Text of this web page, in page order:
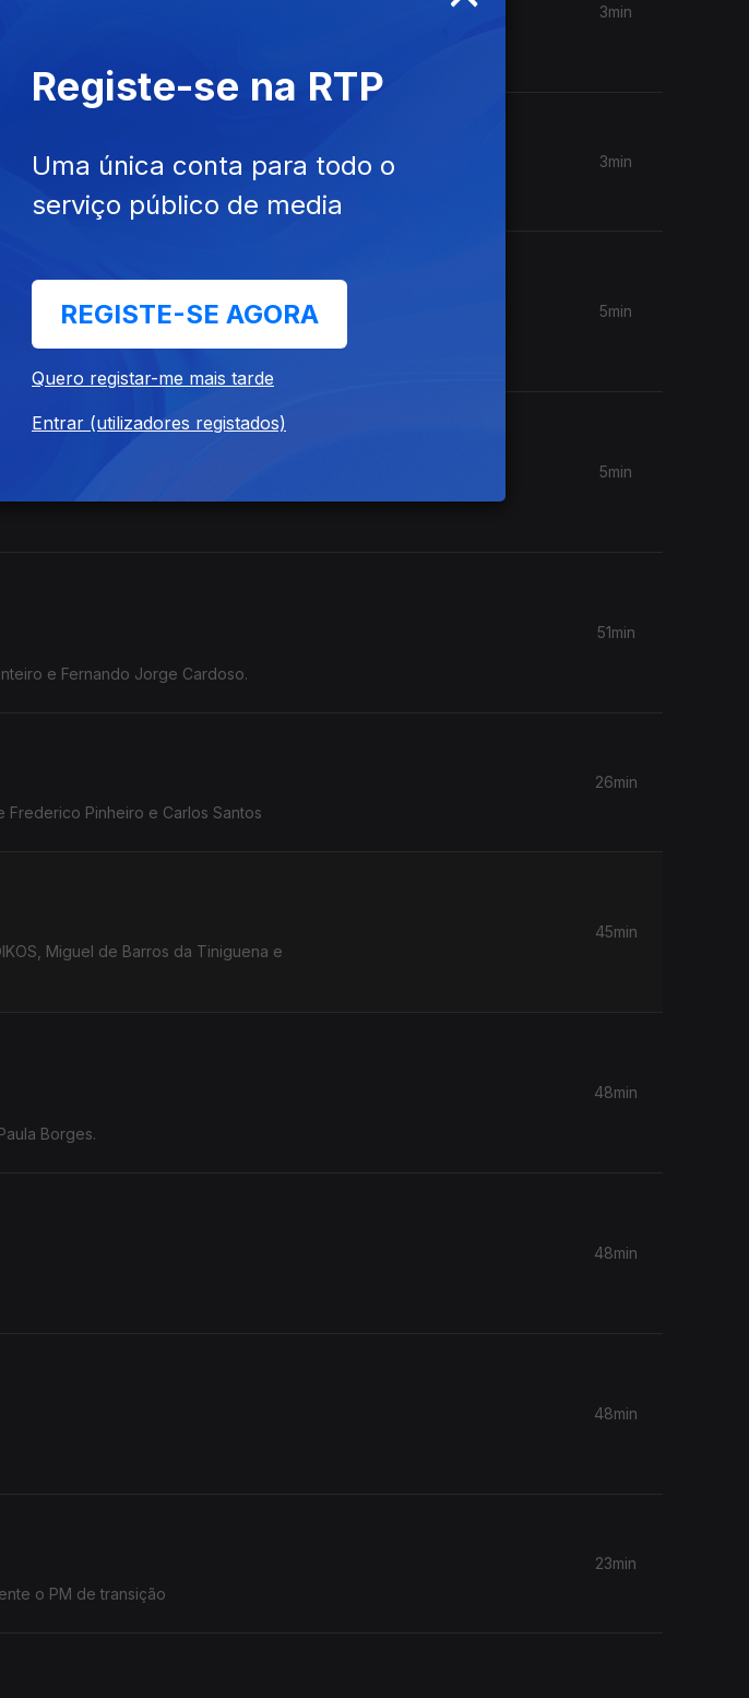
em Lisboa, vai estremecer ao
3min
está confirmado no Festival Festeja!
3min
de angolana, amplamente
kizomba
5min
Festeja, subindo ao palco no dia
5min
e Fernando Jorge Cardoso.
51min
Pinheiro e Carlos Santos
26min
45min
Borges.
48min
48min
48min
o PM de transição
23min
Registe-se na RTP
Uma única conta para todo o
serviço público de media
REGISTE-SE AGORA
Quero registar-me mais tarde
Entrar (utilizadores registados)